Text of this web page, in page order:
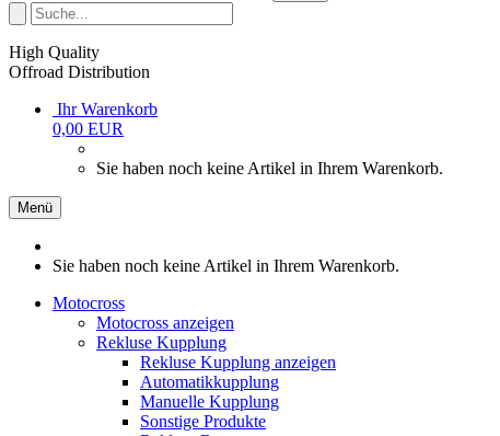
High Quality
Offroad Distribution
Ihr Warenkorb
0,00 EUR
Sie haben noch keine Artikel in Ihrem Warenkorb.
Menü
Sie haben noch keine Artikel in Ihrem Warenkorb.
Motocross
Motocross anzeigen
Rekluse Kupplung
Rekluse Kupplung anzeigen
Automatikkupplung
Manuelle Kupplung
Sonstige Produkte